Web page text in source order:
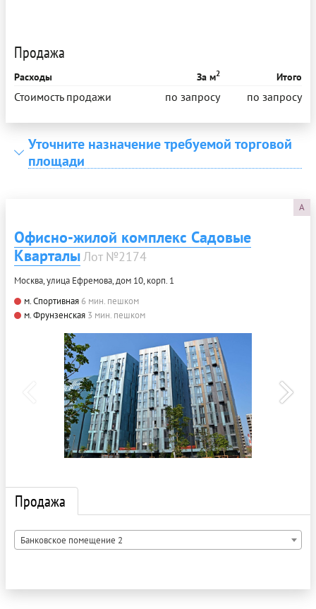
Продажа
Расходы За м2 Итого
Стоимость продажи по запросу по запросу
Уточните назначение требуемой торговой
площади
A
Офисно-жилой комплекс Садовые
Кварталы Лот №2174
Москва, улица Ефремова, дом 10, корп. 1
м. Спортивная 6 мин. пешком
м. Фрунзенская 3 мин. пешком
Продажа
Банковское помещение 2